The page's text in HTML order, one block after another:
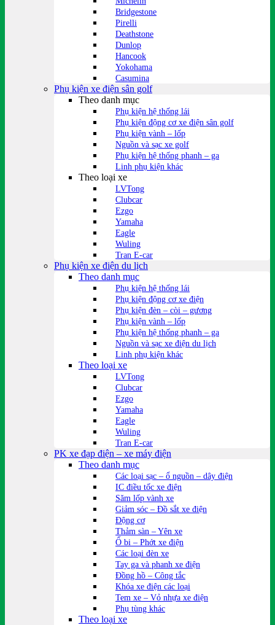
Bridgestone
Pirelli
Deathstone
Dunlop
Hancook
Yokohama
Casumina
Phụ kiện xe điện sân golf
Theo danh mục
Phụ kiện hệ thống lái
Phụ kiện động cơ xe điện sân golf
Phụ kiện vành – lốp
Nguồn và sạc xe golf
Phụ kiện hệ thống phanh – ga
Linh phụ kiện khác
Theo loại xe
LVTong
Clubcar
Ezgo
Yamaha
Eagle
Wuling
Tran E-car
Phụ kiện xe điện du lịch
Theo danh mục
Phụ kiện hệ thống lái
Phụ kiện động cơ xe điện
Phụ kiện đèn – còi – gương
Phụ kiện vành – lốp
Phụ kiện hệ thống phanh – ga
Nguồn và sạc xe điện du lịch
Linh phụ kiện khác
Theo loại xe
LVTong
Clubcar
Ezgo
Yamaha
Eagle
Wuling
Tran E-car
PK xe đạp điện – xe máy điện
Theo danh mục
Các loại sạc – ổ nguồn – dây điện
IC điều tốc xe điện
Săm lốp vành xe
Giảm sóc – Đồ sắt xe điện
Động cơ
Thảm sàn – Yên xe
Ổ bi – Phớt xe điện
Các loại đèn xe
Tay ga và phanh xe điện
Đồng hồ – Công tắc
Khóa xe điện các loại
Tem xe – Vỏ nhựa xe điện
Phụ tùng khác
Theo loại xe